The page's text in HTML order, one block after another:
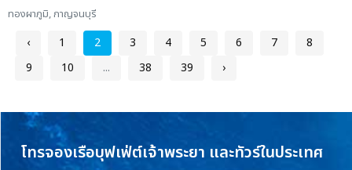
ทองผาภูมิ, กาญจนบุรี
‹ 1 2 3 4 5 6 7
8
9
10 ... 38 39 ›
โทรจองเรือบุฟเฟ่ต์เจ้าพระยา และทัวร์ในประเทศ